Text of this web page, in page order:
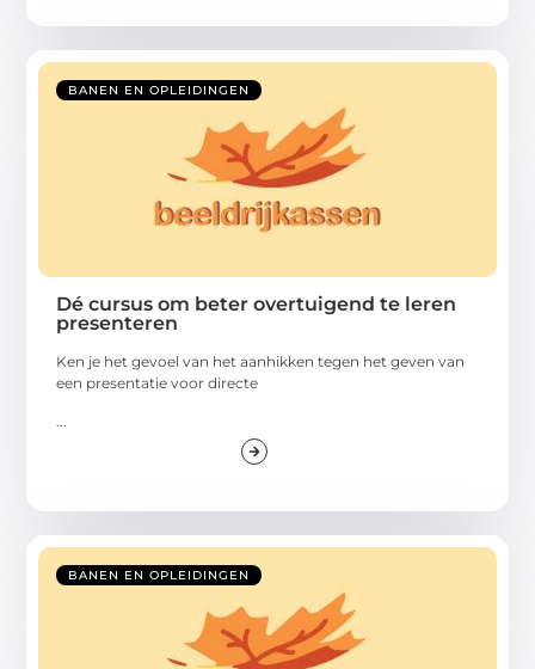
BANEN EN OPLEIDINGEN
Dé cursus om beter overtuigend te leren
presenteren
Ken je het gevoel van het aanhikken tegen het geven van
een presentatie voor directe
...
BANEN EN OPLEIDINGEN